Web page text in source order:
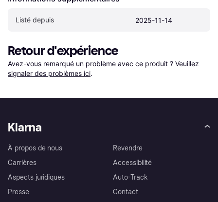
Listé depuis 2025-11-14
Retour d'expérience
Avez-vous remarqué un problème avec ce produit ? Veuillez
signaler des problèmes ici.
Klarna
À propos de nous
Carrières
Aspects juridiques
Presse
Revendre
Accessibilité
Auto-Track
Contact